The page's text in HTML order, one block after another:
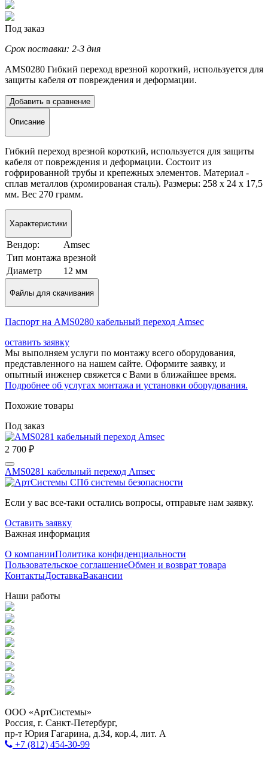
Под заказ
Срок поставки: 2-3 дня
AMS0280 Гибкий переход врезной короткий, используется для
защиты кабеля от повреждения и деформации.
Добавить в сравнение
Описание
Гибкий переход врезной короткий, используется для защиты
кабеля от повреждения и деформации. Состоит из
гофрированной трубы и крепежных элементов. Материал -
сплав металлов (хромированая сталь). Размеры: 258 х 24 х 17,5
мм. Вес 270 грамм.
Характеристики
Вендор:
Amsec
Tип мoнтaжa врезной
Диаметр
12 мм
Файлы для скачивания
Паспорт на AMS0280 кабельный переход Amsec
оставить заявку
Мы выполняем услуги по монтажу всего оборудования,
представленного на нашем сайте. Оформите заявку, и
опытный инженер свяжется с Вами в ближайшее время.
Подробнее об услугах монтажа и установки оборудования.
Похожие товары
Под заказ
2 700 ₽
AMS0281 кабельный переход Amsec
Если у вас все-таки остались вопросы, отправьте нам заявку.
Оставить заявку
Важная информация
О компанииПолитика конфиденциальности
Пользовательское соглашениеОбмен и возврат товара
КонтактыДоставкаВакансии
Наши работы
ООО «АртСистемы»
Россия, г. Санкт-Петербург,
пр-т Юрия Гагарина, д.34, кор.4, лит. А
+7 (812) 454-30-99